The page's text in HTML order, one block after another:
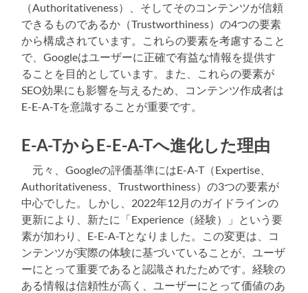
（Authoritativeness）、そしてそのコンテンツが信頼
できるものであるか（Trustworthiness）の4つの要素
から構成されています。これらの要素を考慮すること
で、Googleはユーザーに正確で有益な情報を提供す
ることを目的としています。また、これらの要素が
SEO効果にも影響を与えるため、コンテンツ作成者は
E-E-A-Tを意識することが重要です。
E-A-TからE-E-A-Tへ進化した理由
元々、Googleの評価基準にはE-A-T（Expertise、
Authoritativeness、Trustworthiness）の3つの要素が
中心でした。しかし、2022年12月のガイドラインの
更新により、新たに「Experience（経験）」という要
素が加わり、E-E-A-Tとなりました。この変更は、コ
ンテンツが実際の体験に基づいていることが、ユーザ
ーにとって重要であると認識されたためです。経験の
ある情報は信頼性が高く、ユーザーにとって価値のあ